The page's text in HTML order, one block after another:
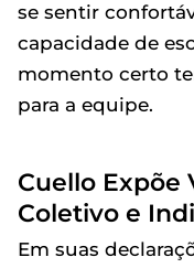
se sentir
capacidade de
momento certo
para a equipe.
Cuello Expõe
Coletivo e
Em suas